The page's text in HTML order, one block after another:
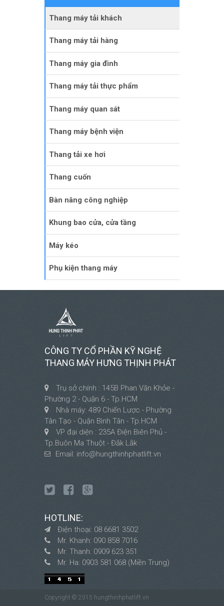
Thang máy tải khách
Thang máy tải hàng
Thang máy gia đình
Thang máy tải thực phẩm
Thang máy quan sát
Thang máy bệnh viện
Thang tải xe hơi
Thang cuốn
Bàn nâng công nghiệp
Khung bao cửa, cửa tầng
Máy kéo
Phụ kiện thang máy
CÔNG TY CỔ PHẦN KỸ NGHỆ
THANG MÁY HƯNG THỊNH PHÁT
Trụ sở chính : 145B Phan Văn Khỏe -
Phường 2 - Quận 6 - Tp.HCM
Nhà máy: 489 Chiến Lược - Phường
Tân Tạo - Quận Bình Tân - Tp.HCM
VP đại diện : 235A Điện Biên Phủ -
Tp.Buôn Ma Thuột - Đắk Lắk
Email: info@hungthinhphatlift.vn
HOTLINE:
Điện thoại: 08 6681 3502
Mr. Khanh: 090 858 7016
Mr. Thanh: 0909 623 351
Mr. Ha: 0903 581 068 (Miền Trung)
Copyright © 2015 hungthinhphatlift.vn